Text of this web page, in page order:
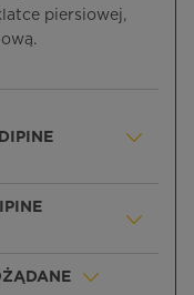
piersiowej,